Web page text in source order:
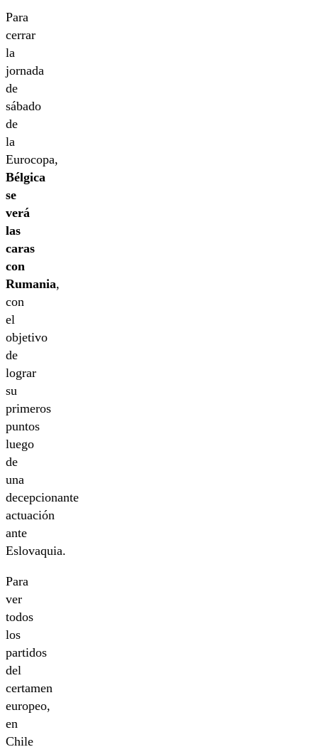
Para
cerrar
la
jornada
de
sábado
de
la
Eurocopa,
Bélgica
se
verá
las
caras
con
Rumania,
con
el
objetivo
de
lograr
su
primeros
puntos
luego
de
una
decepcionante
actuación
ante
Eslovaquia.
Para
ver
todos
los
partidos
del
certamen
europeo,
en
Chile